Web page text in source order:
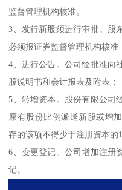
监督管理机构核准。
3、发行新股须进行审批。股
必须报证券监督管理机构核准
4、进行公告。公司经批准向
股说明书和会计报表及附表；
5、转增资本。股份有限公司
原有股份比例派送新股或增
存的该项不得少于注册资本的
6、变更登记。公司增加注册
记。